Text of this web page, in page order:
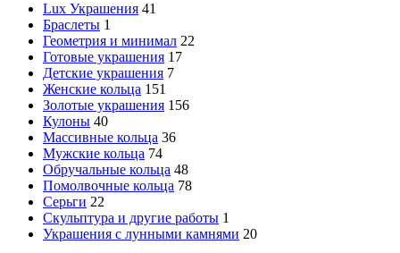
Lux Украшения 41
Браслеты 1
Геометрия и минимал 22
Готовые украшения 17
Детские украшения 7
Женские кольца 151
Золотые украшения 156
Кулоны 40
Массивные кольца 36
Мужские кольца 74
Обручальные кольца 48
Помолвочные кольца 78
Серьги 22
Скульптура и другие работы 1
Украшения с лунными камнями 20